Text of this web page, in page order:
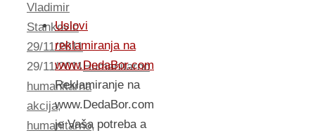
Vladimir
Stankovic
29/11/2011
29/11/2011Humanitarno
humanitarna
akcija,
humanitarno,
Uslovi
reklamiranja na
www.DedaBor.com
Reklamiranje na
www.DedaBor.com
je Vaša potreba a